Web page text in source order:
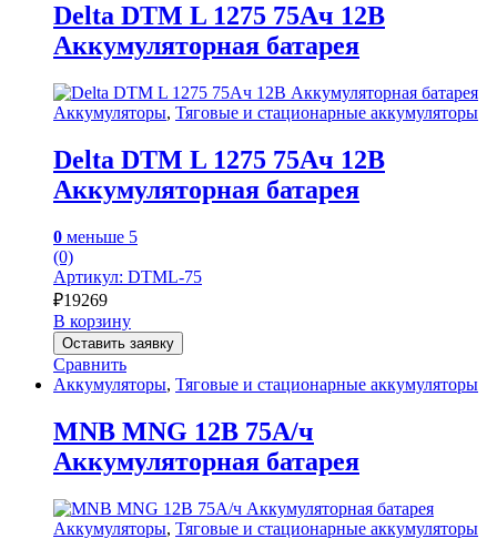
Delta DTM L 1275 75Ач 12В
Аккумуляторная батарея
Аккумуляторы, Тяговые и стационарные аккумуляторы
Delta DTM L 1275 75Ач 12В
Аккумуляторная батарея
0 меньше 5
(0)
Артикул: DTML-75
₽19269
В корзину
Оставить заявку
Сравнить
Аккумуляторы, Тяговые и стационарные аккумуляторы
MNB MNG 12В 75А/ч
Аккумуляторная батарея
Аккумуляторы, Тяговые и стационарные аккумуляторы